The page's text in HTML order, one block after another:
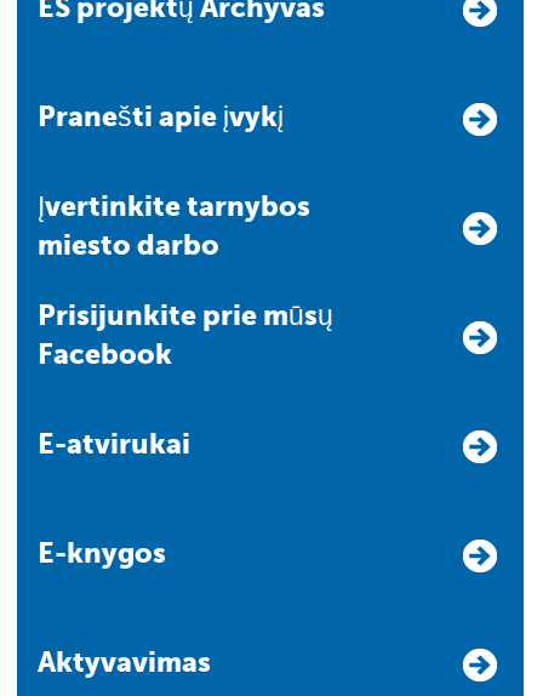
ES projektų Archyvas
Pranešti apie įvykį
Įvertinkite tarnybos
miesto darbo
Prisijunkite prie mūsų
Facebook
E-atvirukai
E-knygos
Aktyvavimas